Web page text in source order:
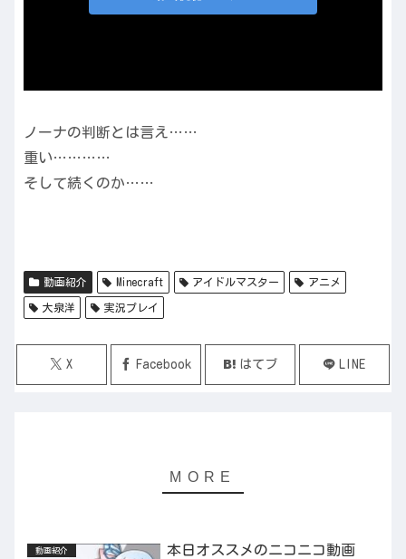
ノーナの判断とは言え……
重い…………
そして続くのか……
動画紹介 Minecraft アイドルマスター アニメ
大泉洋 実況プレイ
X Facebook はてブ LINE
動画紹介
本日オススメのニコニコ動画